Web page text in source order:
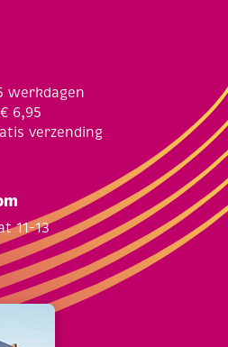
werkdagen
6,95
verzending
11-13